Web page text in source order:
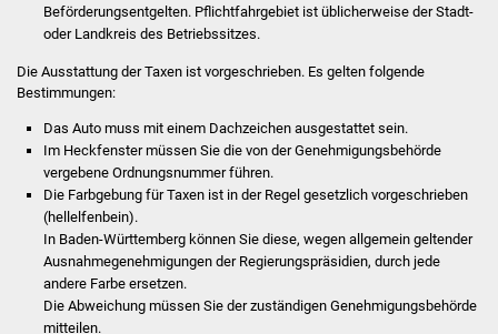
Partnerstädte
Projekte
Schulentwicklung Bizet
Sanierung Hallenbad
Beförderungsentgelten. Pflichtfahrgebiet ist übl icherweise der Stadt-
oder Landkreis des Betriebssitzes.
Die Ausstattung der Taxen ist vorgeschrieben. Es gelten folgende
Bestimmungen:
Das Auto muss mit einem Dachzeichen ausgestattet sein.
Im Heckfenster müssen Sie die von der Genehmigungsbehörde
vergebene Ordnungsnummer führen.
Die Farbgebung für Taxen ist in der Regel gesetzlich vorgeschrieben
(hellelfenbein).
In Baden-Württemberg können Sie diese, wegen allgemein gel tender
Ausnahmegenehmigungen der Regierungspräsidien, durch jede
andere Farbe ersetzen.
Die Abweichung müssen Sie der zuständigen Genehmigungsbehörde
mitteilen.